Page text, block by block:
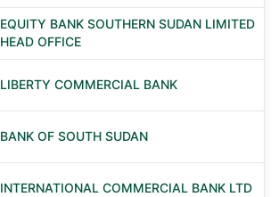
EQUITY BANK SOUTHERN SUDAN LIMITED
HEAD OFFICE
LIBERTY COMMERCIAL BANK
BANK OF SOUTH SUDAN
INTERNATIONAL COMMERCIAL BANK LTD